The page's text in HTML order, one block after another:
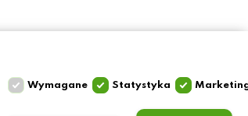
Wymagane Statystyka